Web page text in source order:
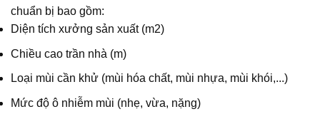
chuẩn bị bao gồm:
Diện tích xưởng sản xuất (m2)
Chiều cao trần nhà (m)
Loại mùi cần khử (mùi hóa chất, mùi nhựa, mùi khói,...)
Mức độ ô nhiễm mùi (nhẹ, vừa, nặng)